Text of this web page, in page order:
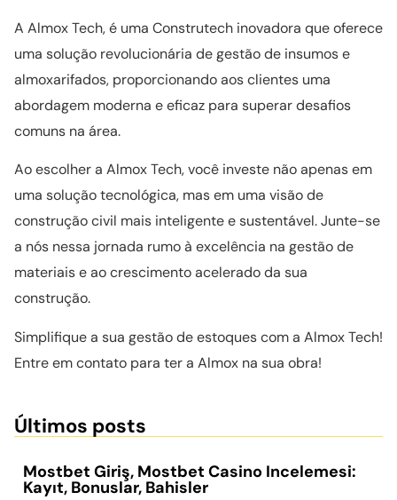
A Almox Tech, é uma Construtech inovadora que oferece
uma solução revolucionária de gestão de insumos e
almoxarifados, proporcionando aos clientes uma
abordagem moderna e eficaz para superar desafios
comuns na área.
Ao escolher a Almox Tech, você investe não apenas em
uma solução tecnológica, mas em uma visão de
construção civil mais inteligente e sustentável. Junte-se
a nós nessa jornada rumo à excelência na gestão de
materiais e ao crescimento acelerado da sua
construção.
Simplifique a sua gestão de estoques com a Almox Tech!
Entre em contato para ter a Almox na sua obra!
Últimos posts
Mostbet Giriş, Mostbet Casino Incelemesi:
Kayıt, Bonuslar, Bahisler